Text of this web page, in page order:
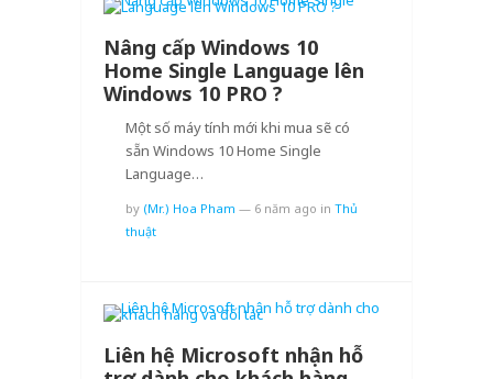
Nâng cấp Windows 10
Home Single Language lên
Windows 10 PRO ?
Một số máy tính mới khi mua sẽ có
sẵn Windows 10 Home Single
Language…
by (Mr.) Hoa Pham — 6 năm ago in Thủ
thuật
Liên hệ Microsoft nhận hỗ